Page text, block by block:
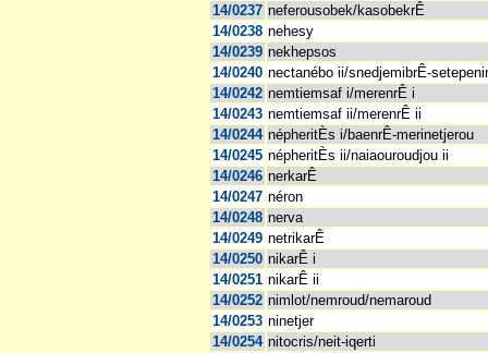
14/0237 neferousobek/kasobekrÊ
14/0238 nehesy
14/0239 nekhepsos
14/0240 nectanébo ii/snedjemibrÊ-
14/0242 nemtiemsaf i/merenrÊ i
14/0243 nemtiemsaf ii/merenrÊ ii
14/0244 népheritÈs i/baenrÊ-merinetjerou
14/0245 népheritÈs ii/naiaouroudjou ii
14/0246 nerkarÊ
14/0247 néron
14/0248 nerva
14/0249 netrikarÊ
14/0250 nikarÊ i
14/0251 nikarÊ ii
14/0252 nimlot/nemroud/nemaroud
14/0253 ninetjer
14/0254 nitocris/neit-iqerti